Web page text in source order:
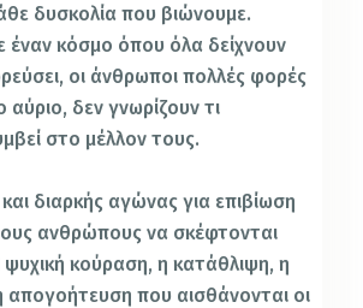
δυσκολία που βιώνουμε.
έναν κόσμο όπου όλα δείχνουν
οι άνθρωποι πολλές φορές
αύριο, δεν γνωρίζουν τι
στο μέλλον τους.
διαρκής αγώνας για επιβίωση
ανθρώπους να σκέφτονται
κούραση, η κατάθλιψη, η
απογοήτευση που αισθάνονται οι